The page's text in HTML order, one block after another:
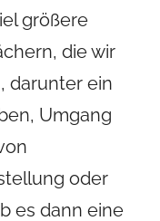
größere
die wir
darunter ein
Umgang
oder
es dann eine